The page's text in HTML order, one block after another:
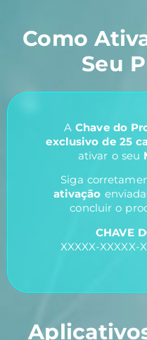
Como
Seu
AChave do
exclusivo de 25
ativar o seu
Siga
ativação
concluir o
CHAVE
XXXXX-XXXXX-